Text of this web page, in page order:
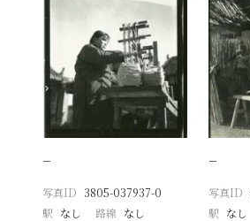
−
写真ID 3805-037937-0
駅 なし 路線 なし
−
写真ID
駅 なし